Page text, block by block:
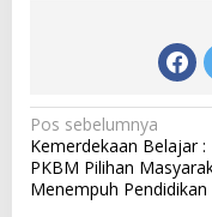
N
a
v
Pos sebelumnya
Kemerdekaan Belajar :
PKBM Pilihan
Menempuh Pendidikan